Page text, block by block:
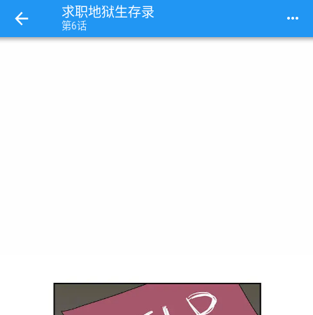
求职地狱生存录
第6话 more_horiz